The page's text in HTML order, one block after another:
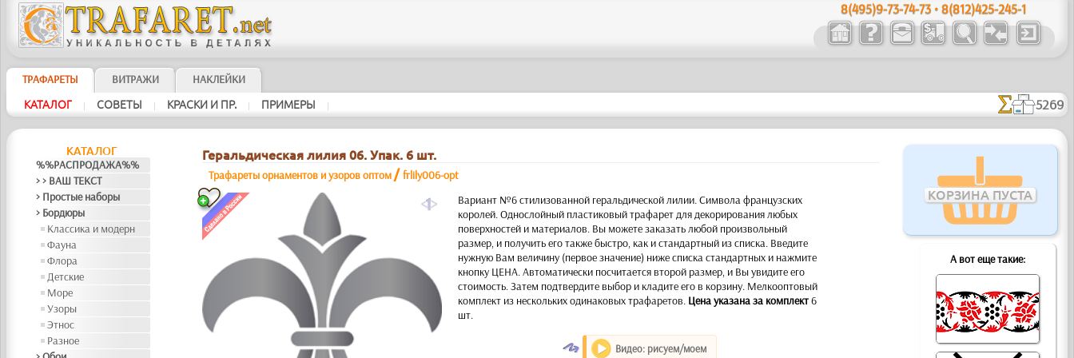
8(495)9-73-74-73 • 8(812)425-245-1
ТРАФАРЕТЫ ВИТРАЖИ НАКЛЕЙКИ
КАТАЛОГ | СОВЕТЫ | КРАСКИ И ПР. | ПРИМЕРЫ | 5269
КАТАЛОГ
%%РАСПРОДАЖА%%
> > ВАШ ТЕКСТ
> Простые наборы
> Бордюры
Классика и модерн
Фауна
Флора
Детские
Море
Узоры
Этнос
Разное
КОРЗИНА ПУСТА
А вот еще такие:
Геральдическая лилия 06. Упак. 6 шт.
Трафареты орнаментов и узоров оптом /frlily006-opt
a
Вариант №6 стилизованной геральдической лилии. Символа французских
королей. Однослойный пластиковый трафарет для декорирования любых
поверхностей и материалов. Вы можете заказать любой произвольный
размер, и получить его также быстро, как и стандартный из списка. Введите
нужную Вам величину (первое значение) ниже списка стандартных и нажмите
кнопку ЦЕНА. Автоматически посчитается второй размер, и Вы увидите его
стоимость. Затем подтвердите выбор и кладите его в корзину. Мелкооптовый
комплект из нескольких одинаковых трафаретов. Цена указана за комплект6
шт.
O Видео: рисуем/моем